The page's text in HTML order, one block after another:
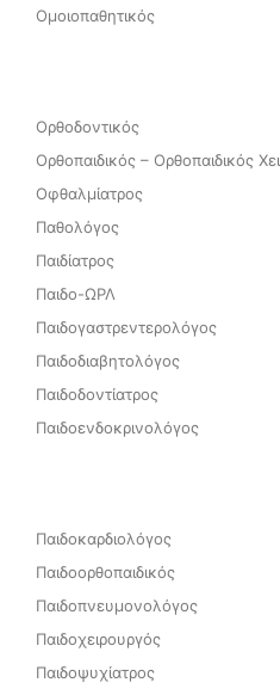
Ομοιοπαθητικός
Ορθοδοντικός
Ορθοπαιδικός – Ορθοπαιδικός
Οφθαλμίατρος
Παθολόγος
Παιδίατρος
Παιδο-ΩΡΛ
Παιδογαστρεντερολόγος
Παιδοδιαβητολόγος
Παιδοδοντίατρος
Παιδοενδοκρινολόγος
Παιδοκαρδιολόγος
Παιδοορθοπαιδικός
Παιδοπνευμονολόγος
Παιδοχειρουργός
Παιδοψυχίατρος